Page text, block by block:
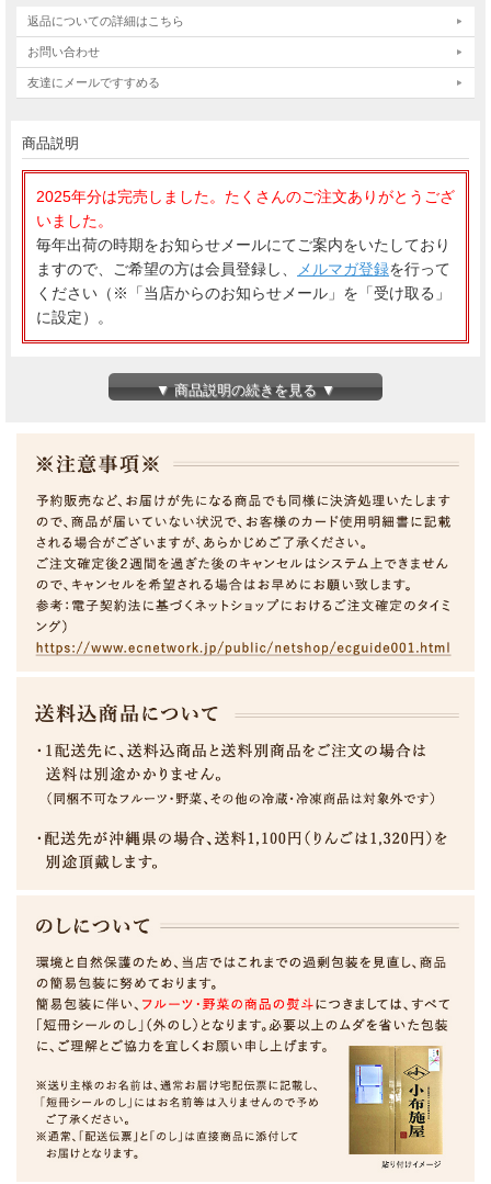
返品についての詳細はこちら
お問い合わせ
友達にメールですすめる
商品説明
毎年出荷の時期をお知らせメールにてご案内をいたしており
ますので、ご希望の方は会員登録し、
メルマガ登録を行って
ください（※「当店からのお知らせメール」を「受け取る」
に設定）。
長野県産 スマートフレッシュりんご サンふじ 秀品
3kg（6～12玉）
ぷり、甘味と酸味のバランスがいいリンゴです。
※スマートフレッシュ貯蔵りんごとは、りんごを新鮮なまま長く
保つための特別な方法です。
この方法では、「1-MCP」という安全な物質を使って、りんごが
自然に熟したり、しなびたりするのをゆっくりにします。
つまり、りんごがシャキシャキしてジューシーな状態を長く保つ
ことができるのです！この技術は人や環境にも優しく、安全に使
えるとされています。
(現在出荷中のサンふじは貯蔵品となるため、蜜は果肉内に散っ
出る場合があります。あらかじめご理解・ご容赦ください。
サンふじりんごとは？
サンふじは、普通のふじりんごと違い袋をかけずに栽培
されます。
のより甘みや香りがいっそう良くなります。
更に、信州小布施は内陸性の気候で昼夜の寒暖の差が大
きく、少雨の為、品質の高いりんごが収穫されます。
りんごの本場、信州で育った、甘みたっぷり、とってもジューシ
ーなサンふじです。
信州のりんごは、ゴールデンウィーク頃には花が咲き始めます。
他の地域に比べ、花が咲いてから収穫までの日数が長く、太陽に
▼ 商品説明の続きを見る ▼